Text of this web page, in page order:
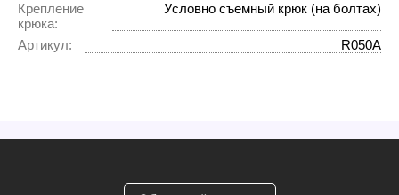
Крепление
крюка:
Условно съемный крюк (на болтах)
Артикул: R050A